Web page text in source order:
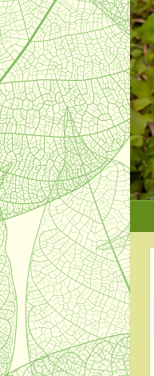
Saltar
al
contenido